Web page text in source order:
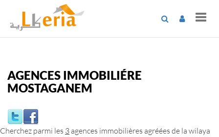
AGENCES IMMOBILIÉRE
MOSTAGANEM
Cherchez parmi les 3 agences immobilières agréées de la wilaya